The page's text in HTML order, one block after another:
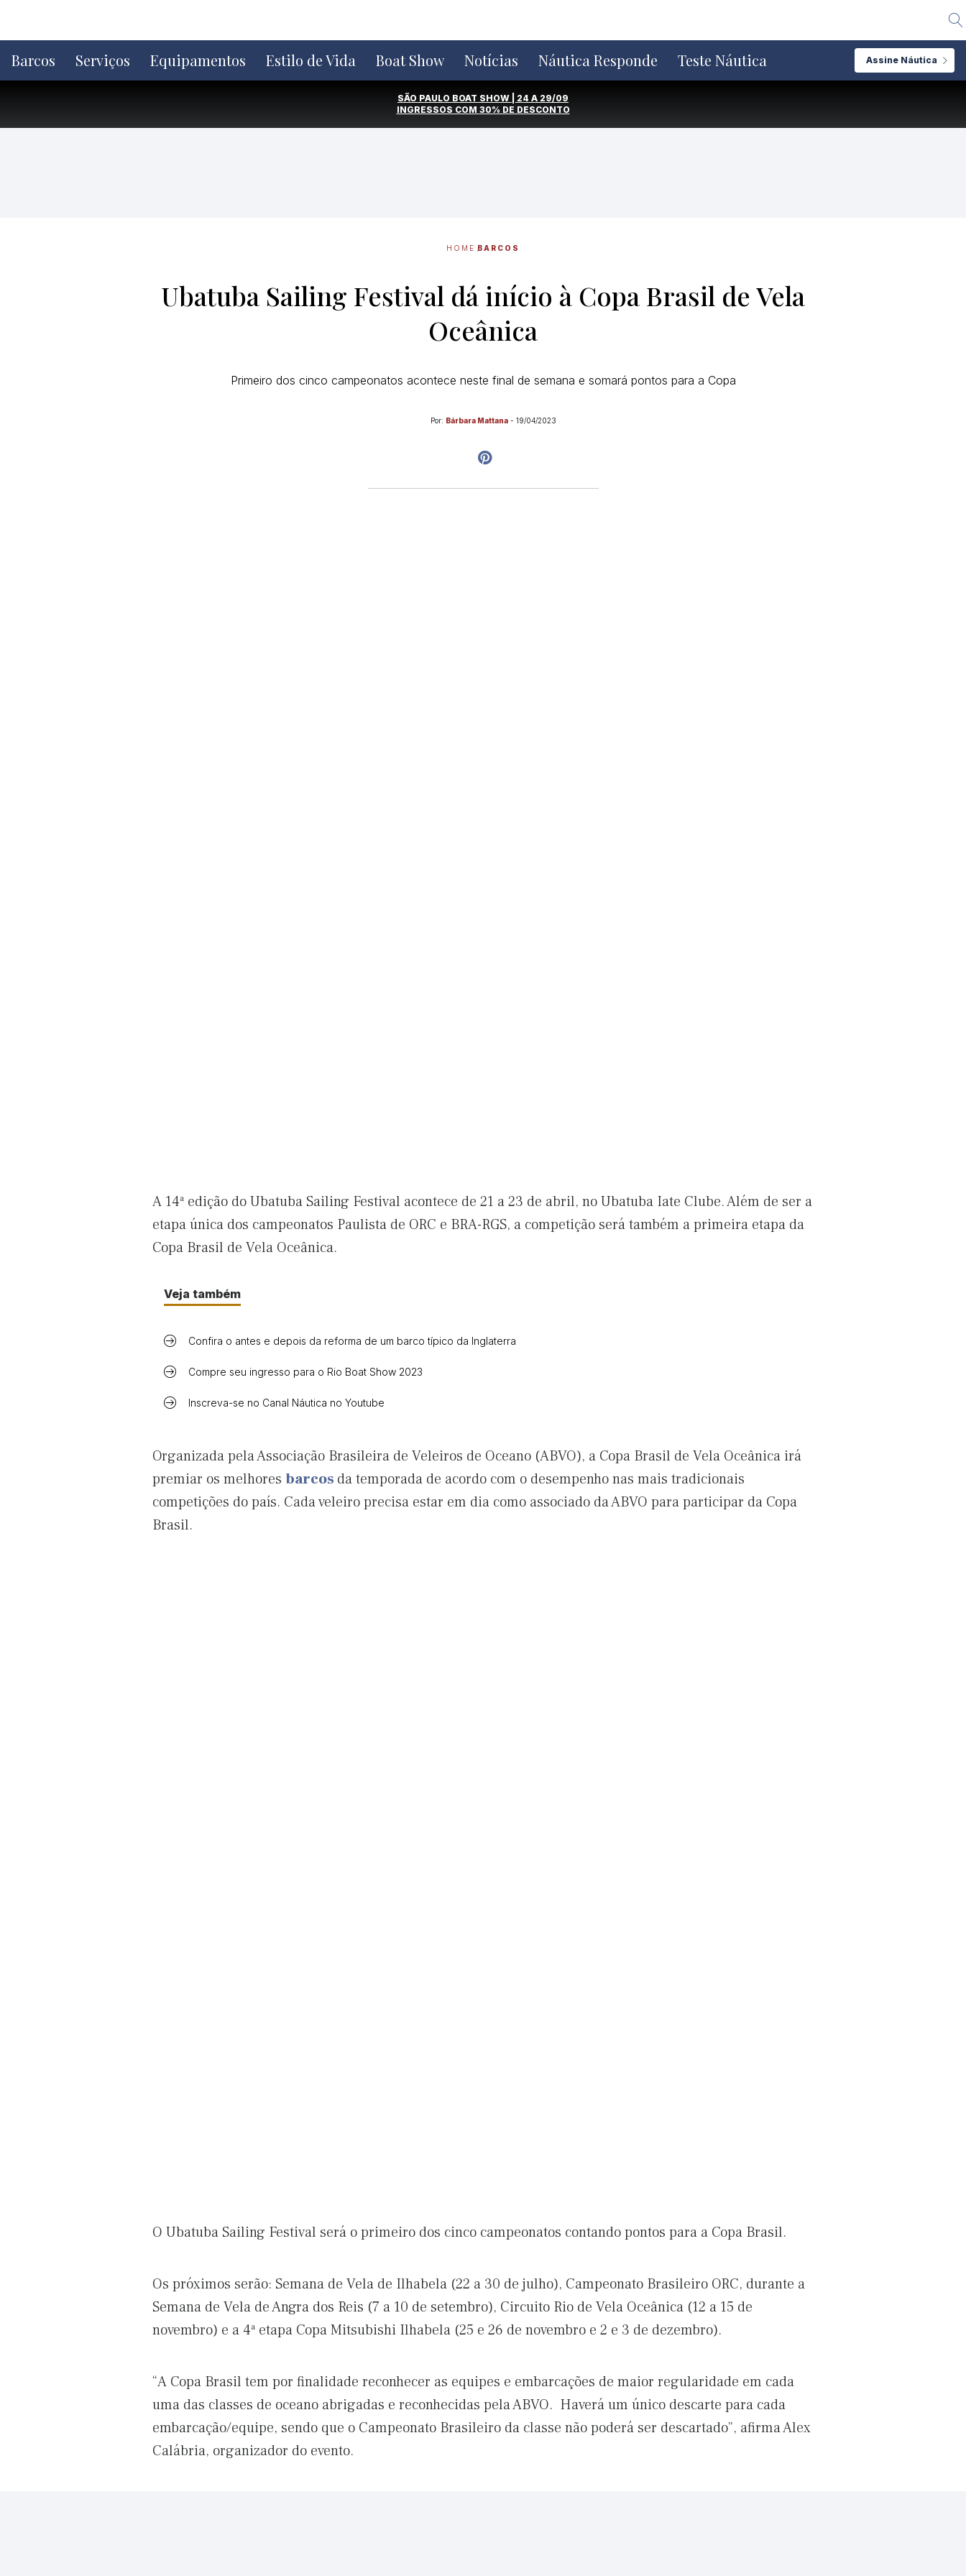
o
conteúdo
Barcos Serviços Equipamentos Estilo de Vida Boat Show Notícias Náutica Responde Teste Náutica Assine Náutica
SÃO PAULO BOAT SHOW | 24 A 29/09
INGRESSOS COM 30% DE DESCONTO
HOME BARCOS
Ubatuba Sailing Festival dá início à Copa Brasil de Vela
Oceânica
Primeiro dos cinco campeonatos acontece neste final de semana e somará pontos para a Copa
Por: Bárbara Mattana - 19/04/2023
A 14ª edição do Ubatuba Sailing Festival acontece de 21 a 23 de abril, no Ubatuba Iate Clube. Além de ser a
etapa única dos campeonatos Paulista de ORC e BRA-RGS, a competição será também a primeira etapa da
Copa Brasil de Vela Oceânica.
Veja também
Confira o antes e depois da reforma de um barco típico da Inglaterra
Compre seu ingresso para o Rio Boat Show 2023
Inscreva-se no Canal Náutica no Youtube
Organizada pela Associação Brasileira de Veleiros de Oceano (ABVO), a Copa Brasil de Vela Oceânica irá
premiar os melhores barcos da temporada de acordo com o desempenho nas mais tradicionais
competições do país. Cada veleiro precisa estar em dia como associado da ABVO para participar da Copa
Brasil.
O Ubatuba Sailing Festival será o primeiro dos cinco campeonatos contando pontos para a Copa Brasil.
Os próximos serão: Semana de Vela de Ilhabela (22 a 30 de julho), Campeonato Brasileiro ORC, durante a
Semana de Vela de Angra dos Reis (7 a 10 de setembro), Circuito Rio de Vela Oceânica (12 a 15 de
novembro) e a 4ª etapa Copa Mitsubishi Ilhabela (25 e 26 de novembro e 2 e 3 de dezembro).
“A Copa Brasil tem por finalidade reconhecer as equipes e embarcações de maior regularidade em cada
uma das classes de oceano abrigadas e reconhecidas pela ABVO. Haverá um único descarte para cada
embarcação/equipe, sendo que o Campeonato Brasileiro da classe não poderá ser descartado”, afirma Alex
Calábria, organizador do evento.